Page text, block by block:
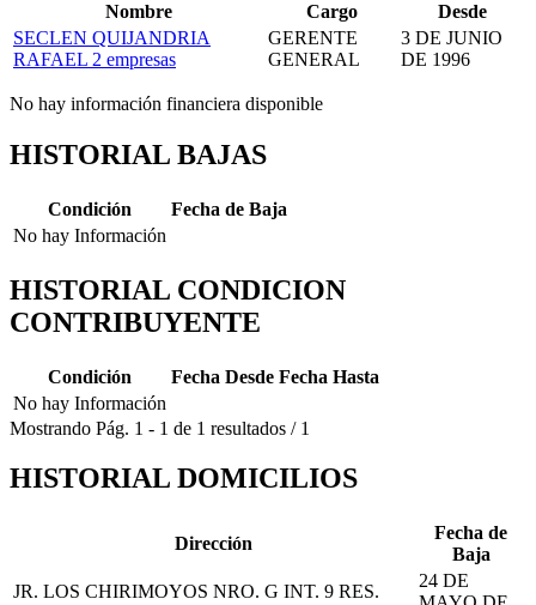
Nombre Cargo
Desde
SECLEN QUIJANDRIA
RAFAEL 2 empresas
GERENTE
GENERAL
3 DE JUNIO
DE 1996
No hay información financiera disponible
HISTORIAL BAJAS
Condición
Fecha de Baja
No hay Información
HISTORIAL CONDICION
CONTRIBUYENTE
Condición Fecha Desde Fecha Hasta
No hay Información
Mostrando Pág. 1 - 1 de 1 resultados / 1
HISTORIAL DOMICILIOS
Dirección
Fecha de
Baja
JR. LOS CHIRIMOYOS NRO. G INT. 9 RES.
24 DE